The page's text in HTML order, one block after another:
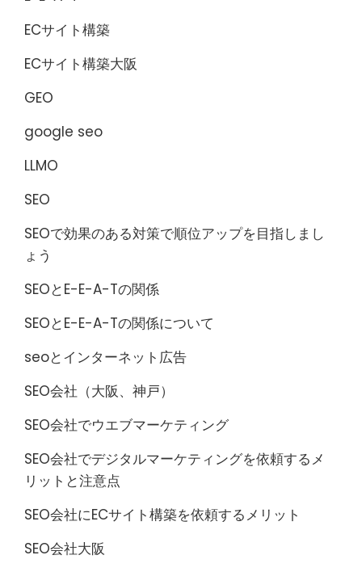
ECサイト構築
ECサイト構築大阪
GEO
google seo
LLMO
SEO
SEOで効果のある対策で順位アップを目指しまし
ょう
SEOとE-E-A-Tの関係
SEOとE-E-A-Tの関係について
seoとインターネット広告
SEO会社（大阪、神戸）
SEO会社でウエブマーケティング
SEO会社でデジタルマーケティングを依頼するメ
リットと注意点
SEO会社にECサイト構築を依頼するメリット
SEO会社大阪